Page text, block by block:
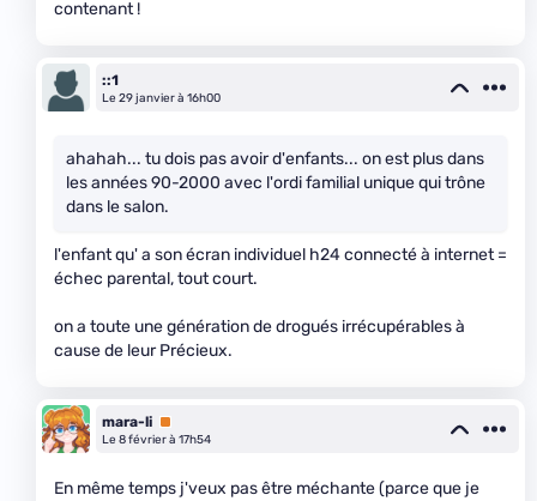
contenant !
::1
Le 29 janvier à 16h00
ahahah... tu dois pas avoir d'enfants... on est plus dans
les années 90-2000 avec l'ordi familial unique qui trône
dans le salon.
l'enfant qu' a son écran individuel h24 connecté à internet =
échec parental, tout court.
on a toute une génération de drogués irrécupérables à
cause de leur Précieux.
mara-li Premium
Le 8 février à 17h54
En même temps j'veux pas être méchante (parce que je